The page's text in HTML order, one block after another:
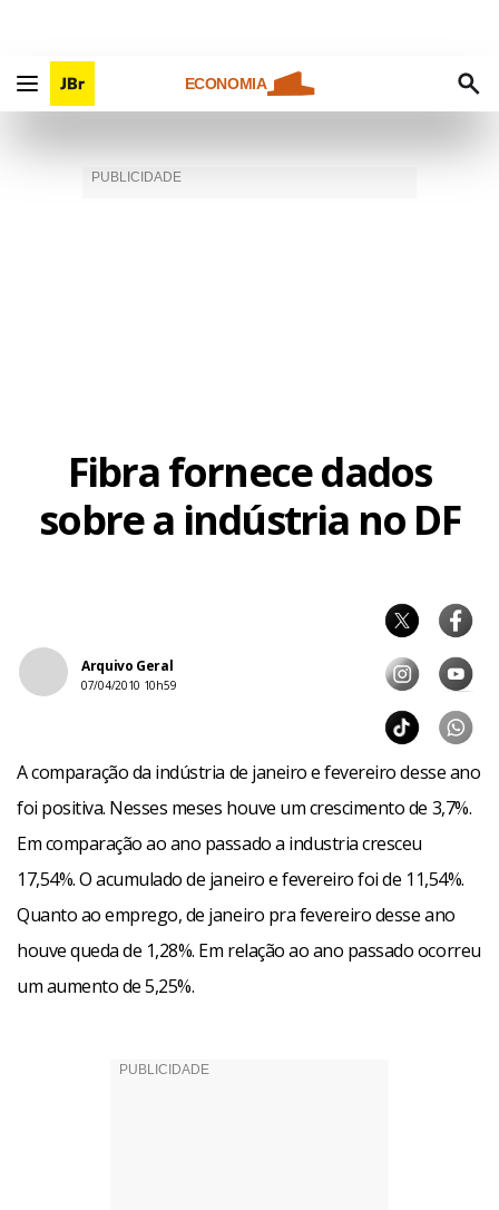
ECONOMIA
Fibra fornece dados
sobre a indústria no DF
Arquivo Geral
07/04/2010 10h59
A comparação da indústria de janeiro e fevereiro desse ano
foi positiva. Nesses meses houve um crescimento de 3,7%.
Em comparação ao ano passado a industria cresceu
17,54%. O acumulado de janeiro e fevereiro foi de 11,54%.
Quanto ao emprego, de janeiro pra fevereiro desse ano
houve queda de 1,28%. Em relação ao ano passado ocorreu
um aumento de 5,25%.